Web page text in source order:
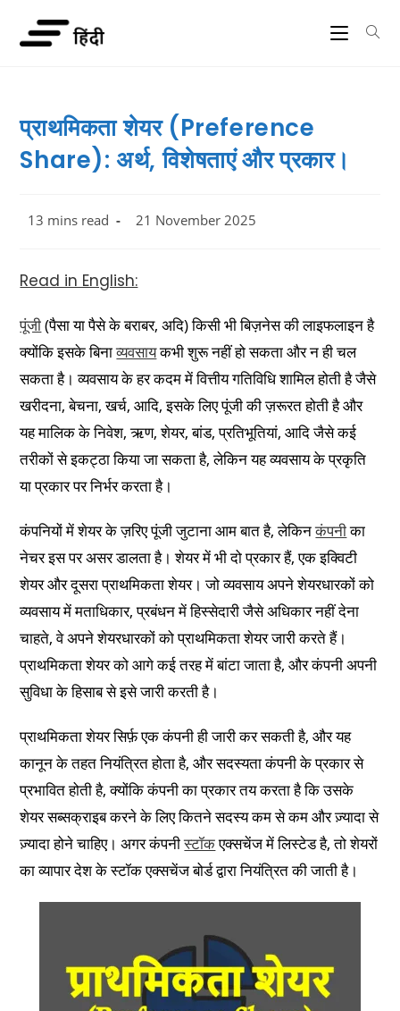
प्राथमिकता शेयर (Preference
Share): अर्थ, विशेषताएं और प्रकार।
13 mins read 21 November 2025
Read in English:
पूंजी(पैसा या पैसे के बराबर, अदि) किसी भी बिज़नेस की लाइफलाइन है
क्योंकि इसके बिनाव्यवसायकभी शुरू नहीं हो सकता और न ही चल
सकता है। व्यवसाय के हर कदम में वित्तीय गतिविधि शामिल होती है जैसे
खरीदना, बेचना, खर्च, आदि, इसके लिए पूंजी की ज़रूरत होती है और
यह मालिक के निवेश, ऋण, शेयर, बांड, प्रतिभूतियां, आदि जैसे कई
तरीकों से इकट्ठा किया जा सकता है, लेकिन यह व्यवसाय के प्रकृति
या प्रकार पर निर्भर करता है।
कंपनियों में शेयर के ज़रिए पूंजी जुटाना आम बात है, लेकिनकंपनीका
नेचर इस पर असर डालता है। शेयर में भी दो प्रकार हैं, एक इक्विटी
शेयर और दूसरा प्राथमिकता शेयर। जो व्यवसाय अपने शेयरधारकों को
व्यवसाय में मताधिकार, प्रबंधन में हिस्सेदारी जैसे अधिकार नहीं देना
चाहते, वे अपने शेयरधारकों को प्राथमिकता शेयर जारी करते हैं।
प्राथमिकता शेयर को आगे कई तरह में बांटा जाता है, और कंपनी अपनी
सुविधा के हिसाब से इसे जारी करती है।
प्राथमिकता शेयर सिर्फ़ एक कंपनी ही जारी कर सकती है, और यह
कानून के तहत नियंत्रित होता है, और सदस्यता कंपनी के प्रकार से
प्रभावित होती है, क्योंकि कंपनी का प्रकार तय करता है कि उसके
शेयर सब्सक्राइब करने के लिए कितने सदस्य कम से कम और ज़्यादा से
ज़्यादा होने चाहिए। अगर कंपनीस्टॉकएक्सचेंज में लिस्टेड है, तो शेयरों
का व्यापार देश के स्टॉक एक्सचेंज बोर्ड द्वारा नियंत्रित की जाती है।